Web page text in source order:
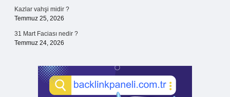
Kazlar vahşi midir ?
Temmuz 25, 2026
31 Mart Faciası nedir ?
Temmuz 24, 2026